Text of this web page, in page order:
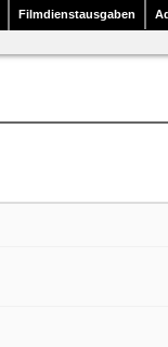
Filmdienstausgaben